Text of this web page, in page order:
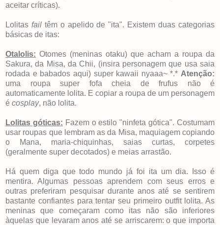
aceitar críticas).
Lolitas failtêm o apelido de "ita". Existem duas categorias
básicas de itas:
Otalolis: Otomes (meninas otaku) que acham a roupa da
Sakura, da Misa, da Chii, (insira personagem que usa saia
rodada e babados aqui) super kawaii nyaaa~ *.* Atenção:
uma roupa super fofa cheia de frufus não é
automaticamente lolita. E copiar a roupa de um personagem
é cosplay, não lolita.
Lolitas góticas: Fazem o estilo "ninfeta gótica". Costumam
usar roupas que lembram as da Misa, maquiagem copiando
o Mana, maria-chiquinhas, saias curtas, corpetes
(geralmente super decotados) e meias arrastão.
Há quem diga que todo mundo já foi ita um dia. Isso é
mentira. Algumas pessoas aprendem com seus erros e
outras preferiram pesquisar durante anos até se sentirem
bastante confiantes para tentar seu primeiro outfit lolita. As
meninas que começaram como itas não são inferiores
àquelas que levaram anos até se arriscarem: o que importa